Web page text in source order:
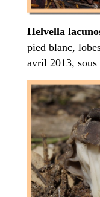
Helvella
pied blanc,
avril 2013, sous